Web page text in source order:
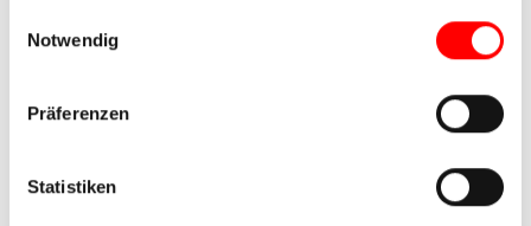
Notwendig
Präferenzen
Statistiken